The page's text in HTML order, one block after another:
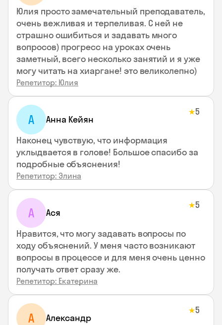
Юлия просто замечательный преподаватель,
очень вежливая и терпеливая. С ней не
страшно ошибиться и задавать много
вопросов) прогресс на уроках очень
заметный, всего несколько занятий и я уже
могу читать на хиаргане! это великолепно)
Репетитор: Юлия
А Анна Кейян
★5
Наконец чувствую, что информация
уклыдвается в голове! Большое спасибо за
подробные объяснения!
Репетитор: Элина
А Ася
★5
Нравится, что могу задавать вопросы по
ходу объяснений. У меня часто возникают
вопросы в процессе и для меня очень ценно
получать ответ сразу же.
Репетитор: Екатерина
А Александр
★5